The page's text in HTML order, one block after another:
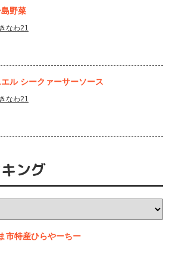
野菜
なわ21
ル シークァーサーソース
なわ21
ング
市特産ひらやーちー